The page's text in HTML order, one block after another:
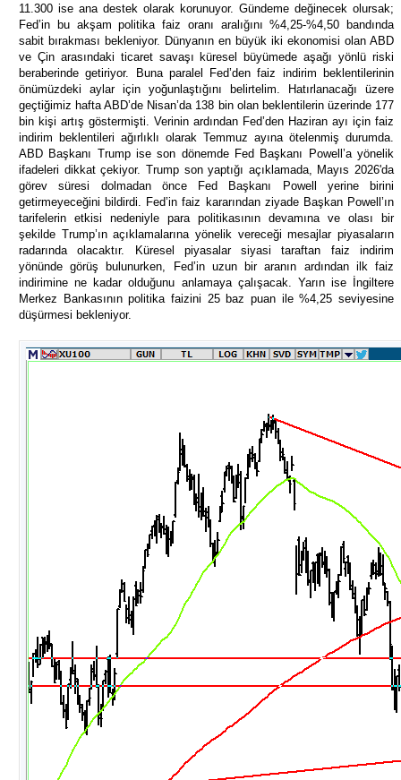
11.300 ise ana destek olarak korunuyor. Gündeme değinecek olursak;
Fed’in bu akşam politika faiz oranı aralığını %4,25-%4,50 bandında
sabit bırakması bekleniyor. Dünyanın en büyük iki ekonomisi olan ABD
ve Çin arasındaki ticaret savaşı küresel büyümede aşağı yönlü riski
beraberinde getiriyor. Buna paralel Fed’den faiz indirim beklentilerinin
önümüzdeki aylar için yoğunlaştığını belirtelim. Hatırlanacağı üzere
geçtiğimiz hafta ABD’de Nisan’da 138 bin olan beklentilerin üzerinde 177
bin kişi artış göstermişti. Verinin ardından Fed’den Haziran ayı için faiz
indirim beklentileri ağırlıklı olarak Temmuz ayına ötelenmiş durumda.
ABD Başkanı Trump ise son dönemde Fed Başkanı Powell’a yönelik
ifadeleri dikkat çekiyor. Trump son yaptığı açıklamada, Mayıs 2026'da
görev süresi dolmadan önce Fed Başkanı Powell yerine birini
getirmeyeceğini bildirdi. Fed’in faiz kararından ziyade Başkan Powell’ın
tarifelerin etkisi nedeniyle para politikasının devamına ve olası bir
şekilde Trump’ın açıklamalarına yönelik vereceği mesajlar piyasaların
radarında olacaktır. Küresel piyasalar siyasi taraftan faiz indirim
yönünde görüş bulunurken, Fed’in uzun bir aranın ardından ilk faiz
indirimine ne kadar olduğunu anlamaya çalışacak. Yarın ise İngiltere
Merkez Bankasının politika faizini 25 baz puan ile %4,25 seviyesine
düşürmesi bekleniyor.